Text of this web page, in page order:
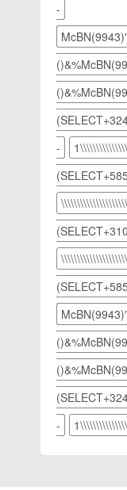
-
()&%
()&%
-
()&%
()&%
-